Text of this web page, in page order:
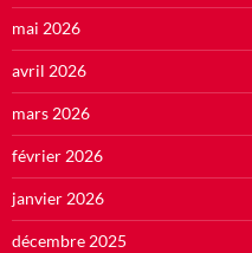
mai 2026
avril 2026
mars 2026
février 2026
janvier 2026
décembre 2025